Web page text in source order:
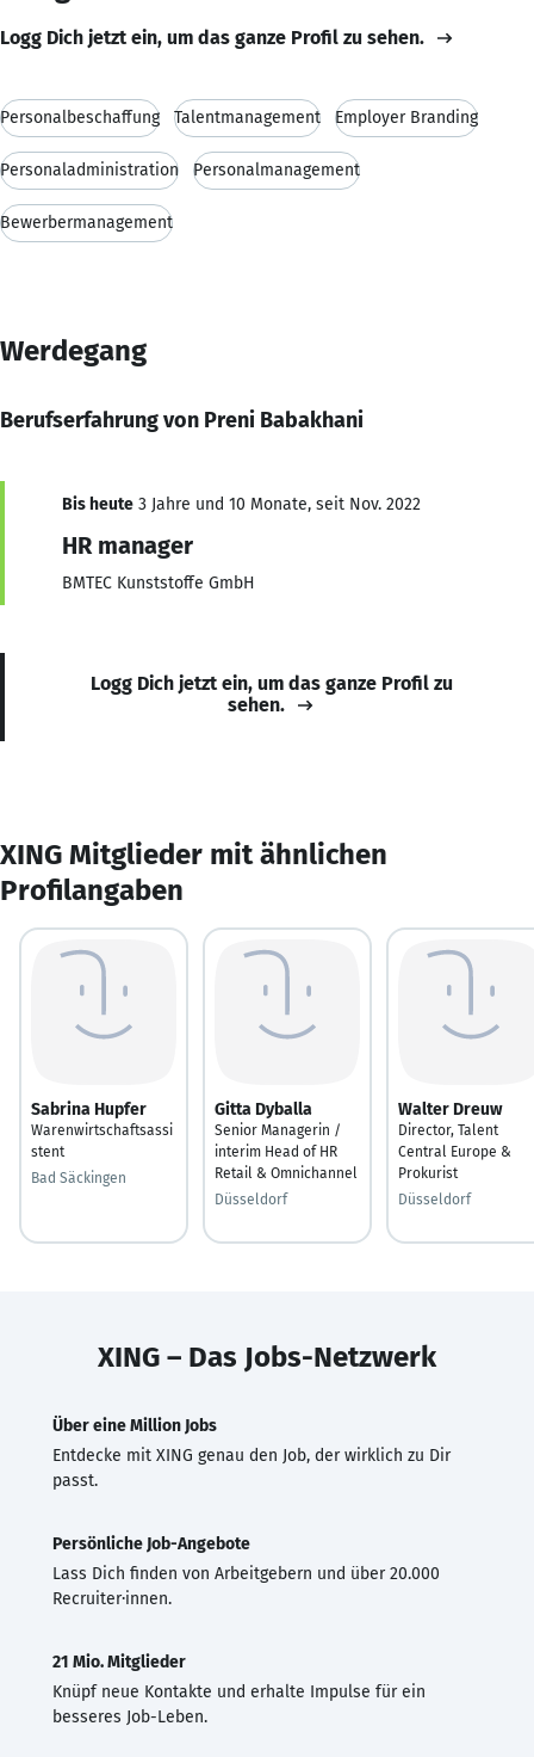
Logg Dich jetzt ein, um das ganze Profil zu sehen.
Personalbeschaffung Talentmanagement Employer Branding
Personaladministration Personalmanagement
Bewerbermanagement
Werdegang
Berufserfahrung von Preni Babakhani
Bis heute 3 Jahre und 10 Monate, seit Nov. 2022
HR manager
BMTEC Kunststoffe GmbH
Logg Dich jetzt ein, um das ganze Profil zu
sehen.
XING Mitglieder mit ähnlichen
Profilangaben
Sabrina Hupfer
Warenwirtschaftsassi
stent
Bad Säckingen
Gitta Dyballa
Senior Managerin /
interim Head of HR
Retail & Omnichannel
Düsseldorf
Walter Dreuw
Director, Talent
Central Europe &
Prokurist
Düsseldorf
XING – Das Jobs-Netzwerk
Über eine Million Jobs
Entdecke mit XING genau den Job, der wirklich zu Dir
passt.
Persönliche Job-Angebote
Lass Dich finden von Arbeitgebern und über 20.000
Recruiter·innen.
21 Mio. Mitglieder
Knüpf neue Kontakte und erhalte Impulse für ein
besseres Job-Leben.